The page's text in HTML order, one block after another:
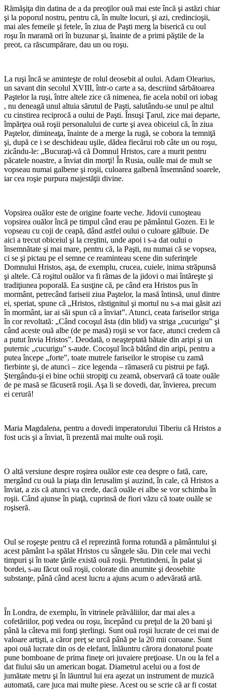
Rămăşiţa din datina de a da preoţilor ouă mai este încă şi astăzi chiar
şi la poporul nostru, pentru că, în multe locuri, şi azi, credincioşii,
mai ales femeile şi fetele, în ziua de Paşti merg la biserică cu oul
roşu în maramă ori în buzunar şi, înainte de a primi păştile de la
preot, ca răscumpărare, dau un ou roşu.
La ruşi încă se aminteşte de rolul deosebit al oului. Adam Olearius,
un savant din secolul XVIII, într-o carte a sa, descriind sărbătoarea
Paştelor la ruşi, între altele zice că nimenea, fie acela nobil ori iobag
, nu deneagă unul altuia sărutul de Paşti, salutându-se unul pe altul
cu cinstirea reciprocă a oului de Paşti. Însuşi Ţarul, zice mai departe,
împărţea ouă roşii personalului de curte şi avea obiceiul că, în ziua
Paştelor, dimineaţa, înainte de a merge la rugă, se cobora la temniţă
şi, după ce i se deschideau uşile, dădea fiecărui rob câte un ou roşu,
zicându-le: „Bucuraţi-vă că Domnul Hristos, care a murit pentru
păcatele noastre, a înviat din morţi! În Rusia, ouăle mai de mult se
vopseau numai galbene şi roşii, culoarea galbenă însemnând soarele,
iar cea roşie purpura majestăţii divine.
­Vopsirea ouălor este de origine foarte veche. Jidovii cunoşteau
vopsirea ouălor încă pe timpul când erau pe pământul Gozen. Ei le
vopseau cu coji de ceapă, dând astfel oului o culoare gălbuie. De
aici a trecut obiceiul şi la creştini, unde apoi i s-a dat oului o
însemnătate şi mai mare, pentru că, la Paşti, nu numai că se vopsea,
ci se şi pictau pe el semne ce reaminteau scene din suferinţele
Domnului Hristos, aşa, de exemplu, crucea, cuiele, inima străpunsă
şi altele. Că roşitul ouălor va fi rămas de la jidovi o mai întăreşte şi
tradiţiunea poporală. Ea susţine că, pe când era Hristos pus în
mormânt, petrecând fariseii ziua Paştelor, la masă întinsă, unul dintre
ei, speriat, spune că „Hristos, răstignitul şi mortul nu s-a mai găsit azi
în mormânt, iar ai săi spun că a înviat”. Atunci, ceata fariseilor striga
în cor revoltată: „Când cocoşul ăsta (din blid) va striga „cucurigu” şi
când aceste ouă albe (de pe masă) roşii se vor face, atunci credem că
a putut învia Hristos”. Deodată, o neaşteptată bătaie din aripi şi un
puternic „cucurigu” s-aude. Cocoşul încă bătând din aripi, pentru a
putea începe „forte”, toate mutrele fariseilor le stropise cu zamă
fierbinte şi, de atunci – zice legenda – rămaseră cu pistrui pe faţă.
Ştergându-şi ei bine ochii stropiţi cu zeamă, observară că toate ouăle
de pe masă se făcuseră roşii. Aşa li se dovedi, dar, învierea, precum
ei cerură!
Maria Magdalena, pentru a dovedi imperatorului Tiberiu că Hristos a
fost ucis şi a înviat, îi prezentă mai multe ouă roşii.
O altă versiune despre roşirea ouălor este cea despre o fată, care,
mergând cu ouă la piaţa din Ierusalim şi auzind, în cale, că Hristos a
înviat, a zis că atunci va crede, dacă ouăle ei albe se vor schimba în
roşii. Când ajunse în piaţă, cuprinsă de fiori văzu că toate ouăle se
roşiseră.
Oul se roşeşte pentru că el reprezintă forma rotundă a pământului şi
acest pământ l-a spălat Hristos cu sângele său. Din cele mai vechi
timpuri şi în toate ţările există ouă roşii. Pretutindeni, în palat şi
bordei, s-au făcut ouă roşii, colorate din anumite şi deosebite
substanţe, până când acest lucru a ajuns acum o adevărată artă.
În Londra, de exemplu, în vitrinele prăvăliilor, dar mai ales a
cofetăriilor, poţi vedea ou roşu, începând cu preţul de la 20 bani şi
până la câteva mii fonţi şterlingi. Sunt ouă roşii lucrate de cei mai de
valoare artişti, a căror preţ se urcă până pe la 20 mii coroane. Sunt
apoi ouă lucrate din os de elefant, înlăuntru cărora donatorul poate
pune bomboane de prima fineţe ori juvaiere preţioase. Un ou la fel a
dat fiului său un american bogat. Diametrul acelui ou a fost de
jumătate metru şi în lăuntrul lui era aşezat un instrument de muzică
automată, care juca mai multe piese. Acest ou se scrie că ar fi costat